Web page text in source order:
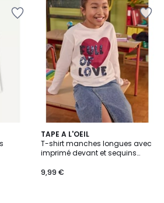
TAPE A L'OEIL
T-shirt manches longues avec
imprimé devant et sequins
9,99 €